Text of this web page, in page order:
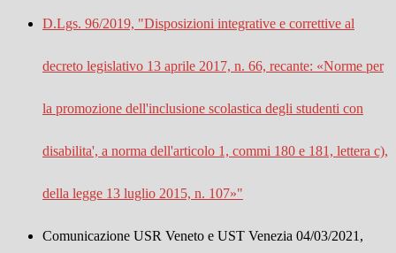
D.Lgs. 96/2019, "Disposizioni integrative e correttive al
decreto legislativo 13 aprile 2017, n. 66, recante: «Norme per
la promozione dell'inclusione scolastica degli studenti con
disabilita', a norma dell'articolo 1, commi 180 e 181, lettera c),
della legge 13 luglio 2015, n. 107»"
Comunicazione USR Veneto e UST Venezia 04/03/2021,